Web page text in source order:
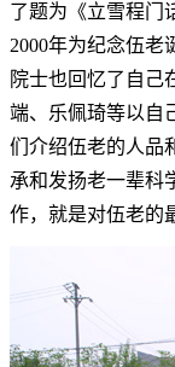
了题为《立雪程门
2000年为纪念伍老
院士也回忆了自己
端、乐佩琦等以自
们介绍伍老的人品
承和发扬老一辈科
作，就是对伍老的